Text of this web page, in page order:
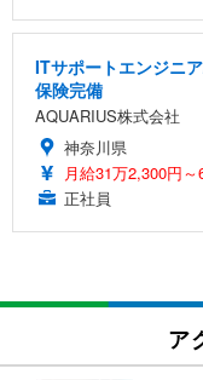
ITサポートエンジニ
保険完備
AQUARIUS株式会社
神奈川県
月給31万2,300円～
正社員
ア